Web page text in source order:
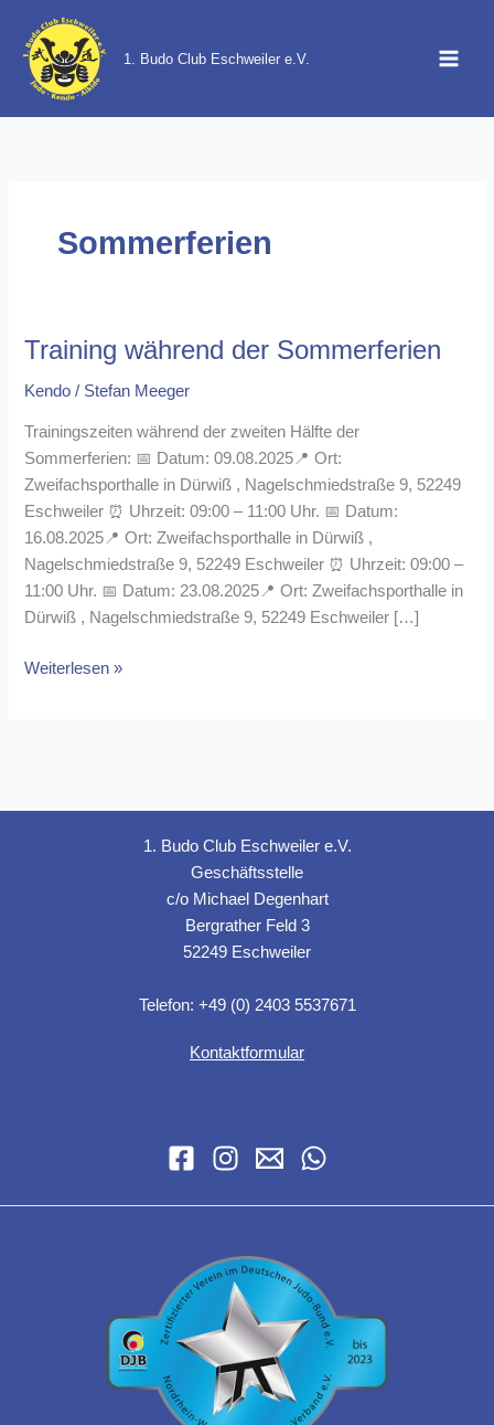
Inhalt
springen
1. Budo Club Eschweiler e.V.
Sommerferien
Training während der Sommerferien
Kendo / Stefan Meeger
Trainingszeiten während der zweiten Hälfte der
Sommerferien: 📅 Datum: 09.08.2025📍 Ort:
Zweifachsporthalle in Dürwiß , Nagelschmiedstraße 9, 52249
Eschweiler ⏰ Uhrzeit: 09:00 – 11:00 Uhr. 📅 Datum:
16.08.2025📍 Ort: Zweifachsporthalle in Dürwiß ,
Nagelschmiedstraße 9, 52249 Eschweiler ⏰ Uhrzeit: 09:00 –
11:00 Uhr. 📅 Datum: 23.08.2025📍 Ort: Zweifachsporthalle in
Dürwiß , Nagelschmiedstraße 9, 52249 Eschweiler […]
Training
Weiterlesen »
1. Budo Club Eschweiler e.V.
Geschäftsstelle
c/o Michael Degenhart
Bergrather Feld 3
52249 Eschweiler
Telefon: +49 (0) 2403 5537671
Kontaktformular